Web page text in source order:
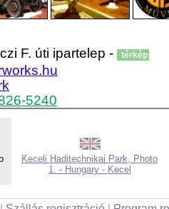
F. úti ipartelep - térkép
5240
Keceli Haditechnikai Park, Photo
1. - Hungary - Kecel